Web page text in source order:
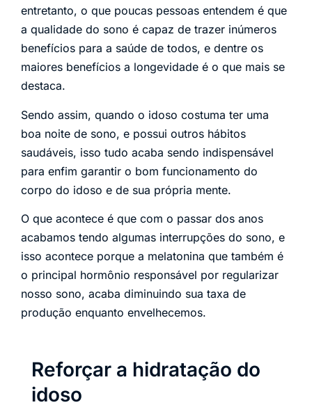
entretanto, o que poucas pessoas entendem é que
a qualidade do sono é capaz de trazer inúmeros
benefícios para a saúde de todos, e dentre os
maiores benefícios a longevidade é o que mais se
destaca.
Sendo assim, quando o idoso costuma ter uma
boa noite de sono, e possui outros hábitos
saudáveis, isso tudo acaba sendo indispensável
para enfim garantir o bom funcionamento do
corpo do idoso e de sua própria mente.
O que acontece é que com o passar dos anos
acabamos tendo algumas interrupções do sono, e
isso acontece porque a melatonina que também é
o principal hormônio responsável por regularizar
nosso sono, acaba diminuindo sua taxa de
produção enquanto envelhecemos.
Reforçar a hidratação do
idoso